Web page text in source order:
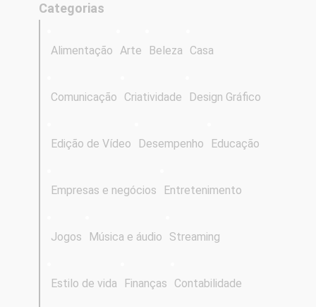
Categorias
Alimentação Arte Beleza Casa
Comunicação Criatividade Design Gráfico
Edição de Vídeo Desempenho Educação
Empresas e negócios Entretenimento
Jogos Música e áudio Streaming
Estilo de vida Finanças Contabilidade